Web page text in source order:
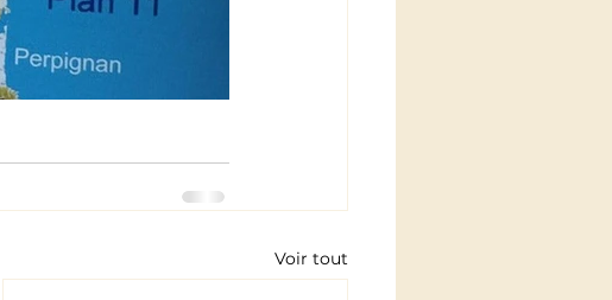
Voir tout